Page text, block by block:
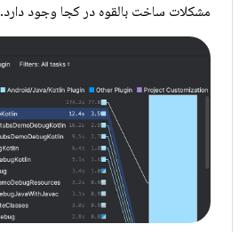
مشکلات ساخت بالقوه در کجا وجود دارد.